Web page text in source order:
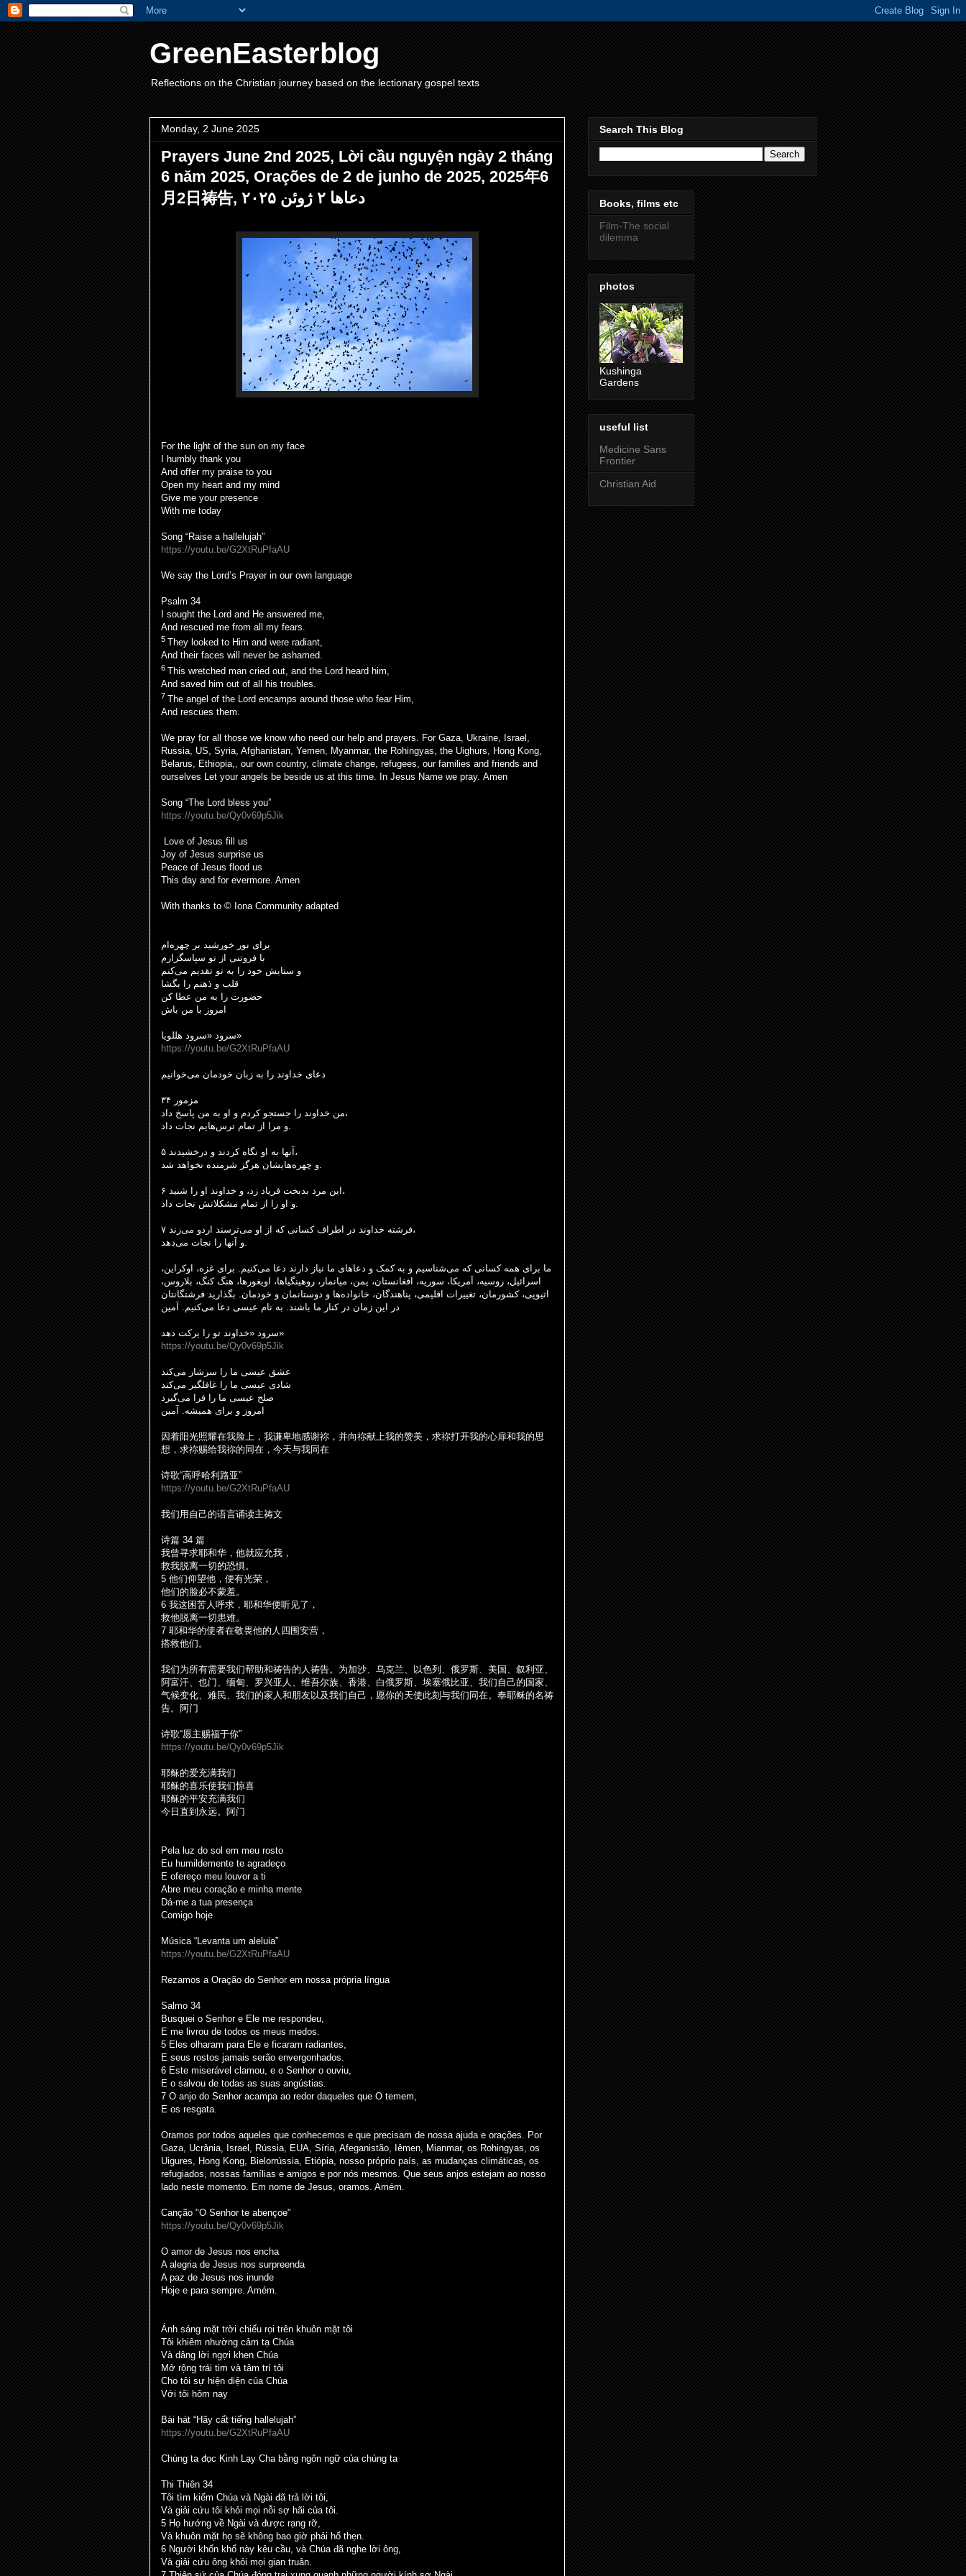
GreenEasterblog
Reflections on the Christian journey based on the lectionary gospel texts
Monday, 2 June 2025
Prayers June 2nd 2025, Lời cầu nguyện ngày 2 tháng
6 năm 2025, Orações de 2 de junho de 2025, 2025年6
月2日祷告, دعاها ۲ ژوئن ۲۰۲۵
For the light of the sun on my face
I humbly thank you
And offer my praise to you
Open my heart and my mind
Give me your presence
With me today
Song “Raise a hallelujah”
https://youtu.be/G2XtRuPfaAU
We say the Lord’s Prayer in our own language
Psalm 34
I sought the Lord and He answered me,
And rescued me from all my fears.
5 They looked to Him and were radiant,
And their faces will never be ashamed.
6 This wretched man cried out, and the Lord heard him,
And saved him out of all his troubles.
7 The angel of the Lord encamps around those who fear Him,
And rescues them.
We pray for all those we know who need our help and prayers. For Gaza, Ukraine, Israel,
Russia, US, Syria, Afghanistan, Yemen, Myanmar, the Rohingyas, the Uighurs, Hong Kong,
Belarus, Ethiopia,, our own country, climate change, refugees, our families and friends and
ourselves Let your angels be beside us at this time. In Jesus Name we pray. Amen
Song “The Lord bless you”
https://youtu.be/Qy0v69p5Jik
Love of Jesus fill us
Joy of Jesus surprise us
Peace of Jesus flood us
This day and for evermore. Amen
With thanks to © Iona Community adapted
برای نور خورشید بر چهره‌ام
با فروتنی از تو سپاسگزارم
و ستایش خود را به تو تقدیم می‌کنم
قلب و ذهنم را بگشا
حضورت را به من عطا کن
امروز با من باش
سرود «سرود هللویا»
https://youtu.be/G2XtRuPfaAU
دعای خداوند را به زبان خودمان می‌خوانیم
مزمور ۳۴
من خداوند را جستجو کردم و او به من پاسخ داد،
۵ آنها به او نگاه کردند و درخشیدند،
۶ این مرد بدبخت فریاد زد، و خداوند او را شنید،
۷ فرشته خداوند در اطراف کسانی که از او می‌ترسند اردو می‌زند،
ما برای همه کسانی که می‌شناسیم و به کمک و دعاهای ما نیاز دارند دعا می‌کنیم. برای غزه، اوکراین،
اسرائیل، روسیه، آمریکا، سوریه، افغانستان، یمن، میانمار، روهینگیاها، اویغورها، هنگ کنگ، بلاروس،
اتیوپی، کشورمان، تغییرات اقلیمی، پناهندگان، خانواده‌ها و دوستانمان و خودمان. بگذارید فرشتگانتان
در این زمان در کنار ما باشند. به نام عیسی دعا می‌کنیم. آمین
سرود «خداوند تو را برکت دهد»
https://youtu.be/Qy0v69p5Jik
عشق عیسی ما را سرشار می‌کند
شادی عیسی ما را غافلگیر می‌کند
صلح عیسی ما را فرا می‌گیرد
امروز و برای همیشه. آمین
因着阳光照耀在我脸 上，我谦卑地感谢祢，并向祢献上我的赞美，求祢打开我的心扉和我的思
想，求祢赐给我祢的同在，今天与我同在
诗歌“高呼哈利路亚”
https://youtu.be/G2XtRuPfaAU
我们用自己的语言诵读主祷文
诗篇 34 篇
我曾寻求耶和华 ，他就应允我，
救我脱离一切的恐惧。
5 他们仰望他，便有光荣，
他们的 脸必不蒙羞。
6 我这困苦人呼求，耶和华便听见了，
救他脱离一切患难。
7 耶和华的使者在敬畏他的人四 围安营 ，
搭救他们 。
我们为所有需要我们帮助和祷告的人祷告。 为加沙、 乌克兰 、以色列、俄罗斯、美国、叙利 亚
阿富汗、也门 缅甸、 罗兴亚 人、 维吾尔族、香港、白俄罗斯、埃塞俄比亚 、我们自己的国家、
气候变化、 难民、我们的家人和朋友以及我们自己，愿你的天使此刻与我们 同在。奉耶稣的名祷
告。阿门
诗歌“愿主赐福于你”
https://youtu.be/Qy0v69p5Jik
耶稣的爱充满我们
耶稣的喜乐使我们惊喜
耶稣的平安充满我们
今日直到永远。阿门
Pela luz do sol em meu rosto
Eu humildemente te agradeço
E ofereço meu louvor a ti
Abre meu coração e minha mente
Dá-me a tua presença
Comigo hoje
Música “Levanta um aleluia”
https://youtu.be/G2XtRuPfaAU
Rezamos a Oração do Senhor em nossa própria língua
Salmo 34
Busquei o Senhor e Ele me respondeu,
E me livrou de todos os meus medos.
5 Eles olharam para Ele e ficaram radiantes,
E seus rostos jamais serão envergonhados.
6 Este miserável clamou, e o Senhor o ouviu,
E o salvou de todas as suas angústias.
7 O anjo do Senhor acampa ao redor daqueles que O temem,
E os resgata.
Oramos por todos aqueles que conhecemos e que precisam de nossa ajuda e orações. Por
Gaza, Ucrânia, Israel, Rússia, EUA, Síria, Afeganistão, Iêmen, Mianmar, os Rohingyas, os
Uigures, Hong Kong, Bielorrússia, Etiópia, nosso próprio país, as mudanças climáticas, os
refugiados, nossas famílias e amigos e por nós mesmos. Que seus anjos estejam ao nosso
lado neste momento. Em nome de Jesus, oramos. Amém.
Canção "O Senhor te abençoe"
https://youtu.be/Qy0v69p5Jik
O amor de Jesus nos encha
A alegria de Jesus nos surpreenda
A paz de Jesus nos inunde
Hoje e para sempre. Amém.
Ánh sáng mặt trời chiếu rọi trên khuôn mặt tôi
Tôi khiêm nhường cảm tạ Chúa
Và dâng lời ngợi khen Chúa
Mở rộng trái tim và tâm trí tôi
Cho tôi sự hiện diện của Chúa
Với tôi hôm nay
Bài hát “Hãy cất tiếng hallelujah”
https://youtu.be/G2XtRuPfaAU
Chúng ta đọc Kinh Lạy Cha bằng ngôn ngữ của chúng ta
Thi Thiên 34
Tôi tìm kiếm Chúa và Ngài đã trả lời tôi,
Và giải cứu tôi khỏi mọi nỗi sợ hãi của tôi.
5 Họ hướng về Ngài và được rạng rỡ,
Và khuôn mặt họ sẽ không bao giờ phải hổ thẹn.
6 Người khốn khổ này kêu cầu, và Chúa đã nghe lời ông,
Và giải cứu ông khỏi mọi gian truân.
Search This Blog
Books, films etc
Film-The social
dilemma
photos
Kushinga
Gardens
useful list
Medicine Sans
Frontier
Christian Aid